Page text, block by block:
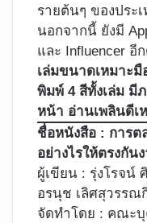
รายต้นๆ ของประ
นอกจากนี้ ยังมี
และ Influencer อี
เล่มขนาดเหมาะ
พิมพ์ 4 สีทั้งเล่ม มี
หน้า อ่านเพลินดีเ
ชื่อหนังสือ : การต
อย่างไรให้ตรงกัน
ผู้เขียน : รุ่งโรจน์
อรนุช เลิศสุวรรณ
จัดทำโดย : คณะ